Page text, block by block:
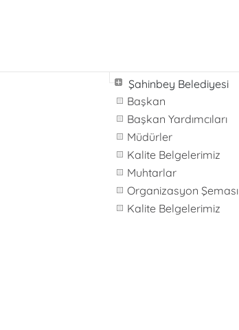
Şahinbey Belediyesi
Başkan
Başkan Yardımcıları
Müdürler
Kalite Belgelerimiz
Muhtarlar
Organizasyon Şeması
Kalite Belgelerimiz